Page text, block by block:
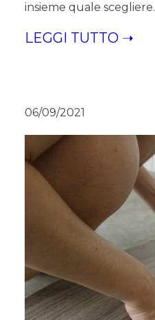
insieme quale scegliere.
LEGGI TUTTO ➝
06/09/2021